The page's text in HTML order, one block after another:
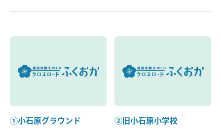
①小石原グラウンド ②旧小石原小学校